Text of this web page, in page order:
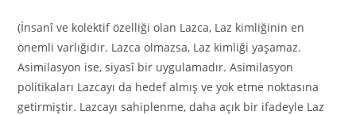
(İnsanî ve kolektif özelliği olan Lazca, Laz kimliğinin en
önemli varlığıdır. Lazca olmazsa, Laz kimliği yaşamaz.
Asimilasyon ise, siyasî bir uygulamadır. Asimilasyon
politikaları Lazcayı da hedef almış ve yok etme noktasına
getirmiştir. Lazcayı sahiplenme, daha açık bir ifadeyle Laz